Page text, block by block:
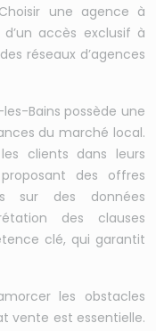
une agence à
d’un accès exclusif à
réseaux d’agences
Bains possède une
du marché local.
clients dans leurs
des offres
sur des données
des clauses
clé, qui garantit
les obstacles
vente est essentielle.